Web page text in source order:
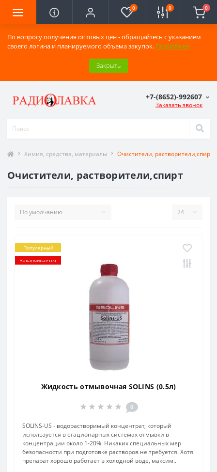
По вопросу получения оптовых цен - обращайтесь с указанием
своего логина и планируемого объема закупок. Подробнее
Закрыть
0 0 0
+7-(8652)-992607
Заказать звонок
Химия, средства, материалы Очистители, растворители,спирт
Очистители, растворители,спирт
Популярный
Заканчивается
Жидкость отмывочная SOLINS (0.5л)
0
SOLINS-US - водорастворимый концентрат, который
используется в стационарных системах отмывки в
концентрации около 1-20%. Никаких специальных мер
безопасности при подготовке растворов не требуется. Хотя
препарат хорошо работает в холодной воде, максим..